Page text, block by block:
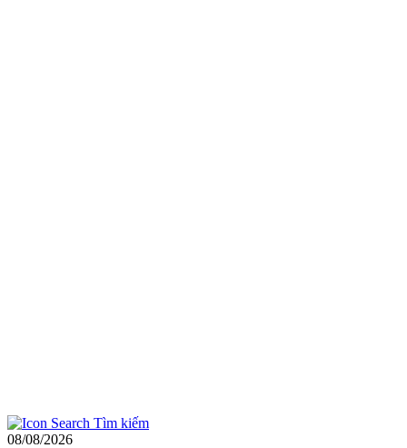
Tìm kiếm
08/08/2026